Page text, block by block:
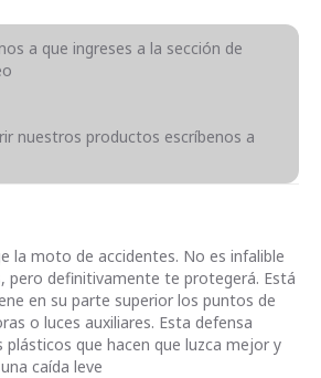
a que ingreses a la sección de
nuestros productos escríbenos a
la moto de accidentes. No es infalible
pero definitivamente te protegerá. Está
en su parte superior los puntos de
o luces auxiliares. Esta defensa
que hacen que luzca mejor y
caída leve